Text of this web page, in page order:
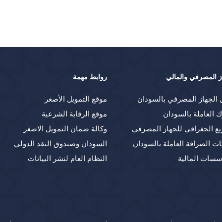
المصرفي والمالي
الجهاز المصرفي بالسودان
العاملة بالسودان
الجغرافي للجهاز المصرفي
الصرافة العاملة بالسودان
المالية
روابط مهمة
موقع التمويل الأصغر
موقع الرقابة الشرعية
وكالة ضمان التمويل الاصغر
السودان وصندوق النقد الدولي
النظام العام لنشر البيانات